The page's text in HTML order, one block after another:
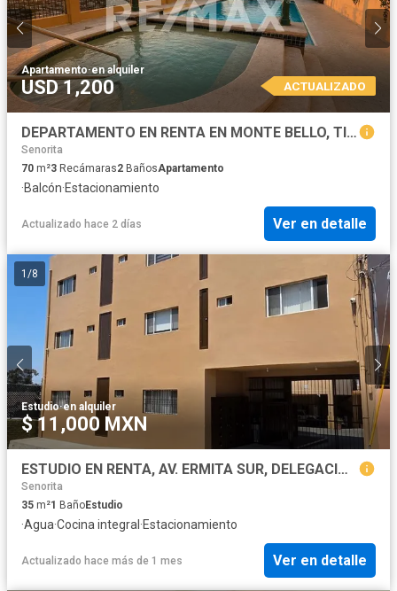
Apartamento·en alquiler
USD 1,200 ACTUALIZADO
DEPARTAMENTO EN RENTA EN MONTE BELLO, TIJUANA B.C.
Senorita
70 m²3 Recámaras2 BañosApartamento
·Balcón·Estacionamiento
Actualizado hace 2 días Ver en detalle
1 /8
Estudio·en alquiler
$ 11,000 MXN
ESTUDIO EN RENTA, AV. ERMITA SUR, DELEGACION LA MESA, TIJUANA, B.C.
Senorita
35 m²1 BañoEstudio
·Agua·Cocina integral ·Estacionamiento
Actualizado hace más de 1 mes Ver en detalle